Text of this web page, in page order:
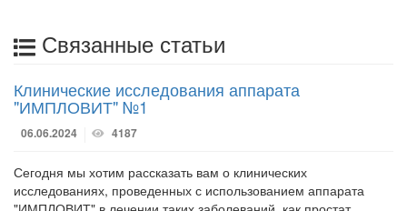
Связанные статьи
Клинические исследования аппарата
"ИМПЛОВИТ" №1
06.06.2024 4187
Сегодня мы хотим рассказать вам о клинических
исследованиях, проведенных с использованием аппарата